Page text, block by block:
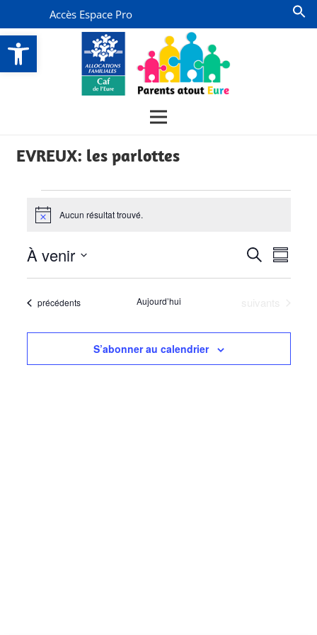
Ouvrir la barre d’outils
Accès Espace Pro
EVREUX: les parlottes
Évènements
Notice Aucun résultat trouvé.
et
Recherche
de
Résumé
À venir
Sélectionnez
date
Évènements
précédents Aujourd’hui
S’abonner au calendrier